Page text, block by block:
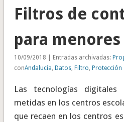
Filtros de
para menores
10/09/2018 | Entradas archivadas:
conAndalucía, Datos, Filtro, Protección
Las tecnologías
metidas en los centros
que recaen en los centros